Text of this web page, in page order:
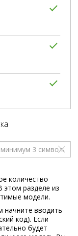
количество
этом разделе из
модели.
начните вводить
код). Если
будет